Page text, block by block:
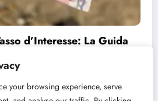
your browsing experience, serve
d’Interesse: La Guida